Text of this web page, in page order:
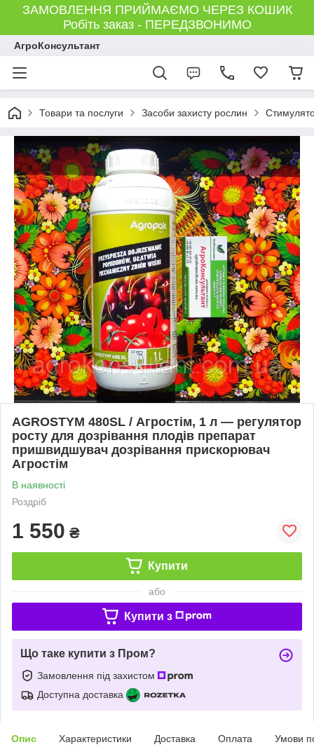
ЗАМОВЛЕННЯ ПРИЙМАЄМО ЧЕРЕЗ КОШИК
Робіть заказ - ПЕРЕДЗВОНИМО
АгроКонсультант
Товари та послуги Засоби захисту рослин
AGROSTYM 480SL / Агростім, 1 л — регулятор
росту для дозрівання плодів препарат
пришвидшувач дозрівання прискорювач
Агростім
В наявності
Роздріб
1 550 ₴
Купити
або
Купити з
Що таке купити з Пром?
Замовлення під захистом
Доступна доставка
Опис Характеристики Доставка Оплата Умови